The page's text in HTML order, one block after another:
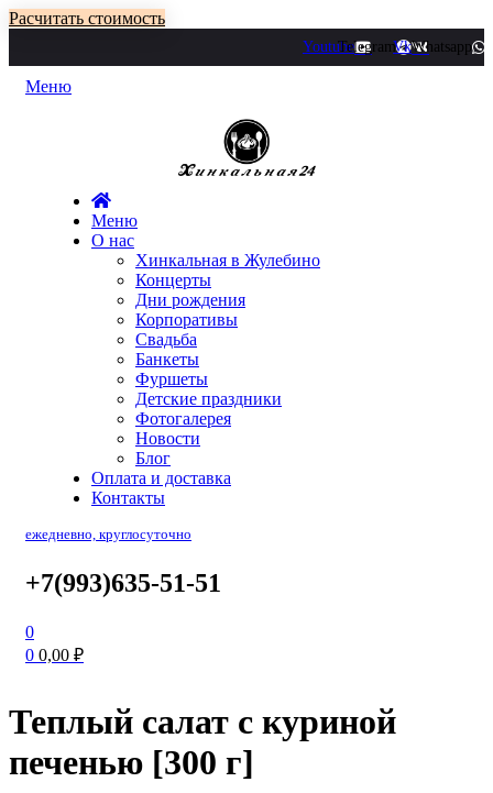
Расчитать стоимость
YoutubeTelegramVkWhatsapp
Меню
Меню
О нас
Хинкальная в Жулебино
Концерты
Дни рождения
Корпоративы
Свадьба
Банкеты
Фуршеты
Детские праздники
Фотогалерея
Новости
Блог
Оплата и доставка
Контакты
ежедневно, круглосуточно
+7(993)635-51-51
0
0 0,00 ₽
Теплый салат с куриной
печенью [300 г]